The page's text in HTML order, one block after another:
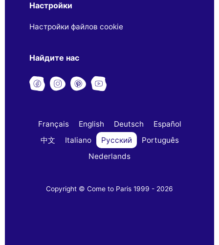
Настройки
Настройки файлов cookie
Найдите нас
Français English Deutsch
Español
中文
Italiano Русский
Português
Nederlands
Copyright © Come to Paris 1999 - 2026